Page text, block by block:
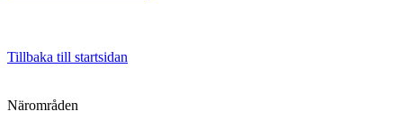
Tillbaka till startsidan
Närområden